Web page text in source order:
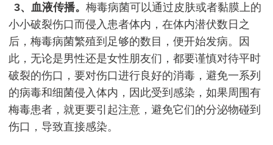
3、血液传播。梅毒病菌可以通过皮肤或者黏膜上的
小小破裂伤口而侵入患者体内，在体内潜伏数日之
后，梅毒病菌繁殖到足够的数目，便开始发病。因
此，无论是男性还是女性朋友们，都要谨慎对待平时
破裂的伤口，要对伤口进行良好的消毒，避免一系列
的病毒和细菌侵入体内，因此受到感染，如果周围有
梅毒患者，就更要引起注意，避免它们的分泌物碰到
伤口，导致直接感染。